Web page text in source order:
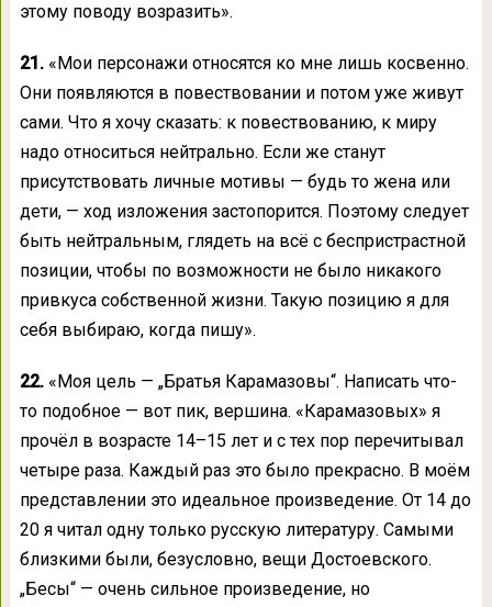
этому поводу возразить».
21.«Мои персонажи относятся ко мне лишь косвенно.
Они появляются в повествовании и потом уже живут
сами. Что я хочу сказать: к повествованию, к миру
надо относиться нейтрально. Если же станут
присутствовать личные мотивы — будь то жена или
дети, — ход изложения застопорится. Поэтому следует
быть нейтральным, глядеть на всё с беспристрастной
позиции, чтобы по возможности не было никакого
привкуса собственной жизни. Такую позицию я для
себя выбираю, когда пишу».
22.«Моя цель — „Братья Карамазовы“. Написать что-
то подобное — вот пик, вершина. «Карамазовых» я
прочёл в возрасте 14–15 лет и с тех пор перечитывал
четыре раза. Каждый раз это было прекрасно. В моём
представлении это идеальное произведение. От 14 до
20 я читал одну только русскую литературу. Самыми
близкими были, безусловно, вещи Достоевского.
„Бесы“ — очень сильное произведение, но